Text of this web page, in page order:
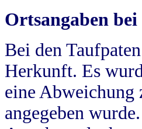
Ortsangaben
Bei den
Herkunft. Es
eine Abweichung
angegeben